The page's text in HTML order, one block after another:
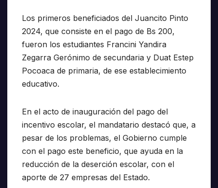
Los primeros beneficiados del Juancito Pinto
2024, que consiste en el pago de Bs 200,
fueron los estudiantes Francini Yandira
Zegarra Gerónimo de secundaria y Duat Estep
Pocoaca de primaria, de ese establecimiento
educativo.
En el acto de inauguración del pago del
incentivo escolar, el mandatario destacó que, a
pesar de los problemas, el Gobierno cumple
con el pago este beneficio, que ayuda en la
reducción de la deserción escolar, con el
aporte de 27 empresas del Estado.